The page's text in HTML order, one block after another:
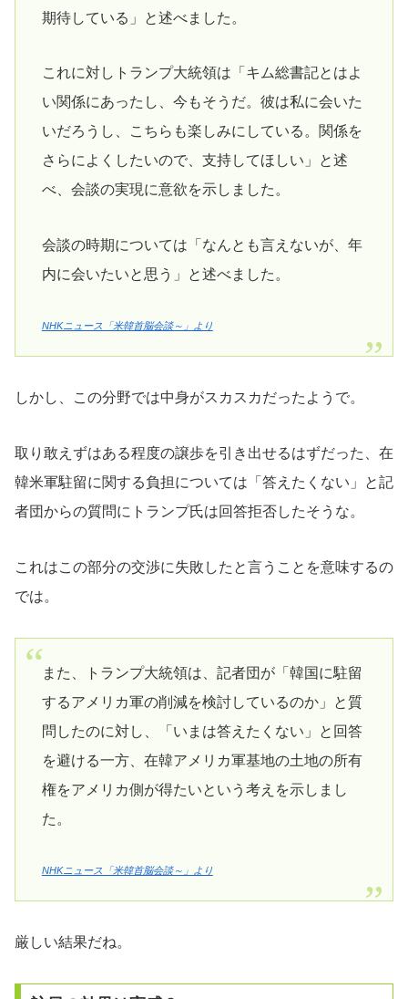
期待している」と述べました。
これに対しトランプ大統領は「キム総書記とはよ
い関係にあったし、今もそうだ。彼は私に会いた
いだろうし、こちらも楽しみにしている。関係を
さらによくしたいので、支持してほしい」と述
べ、会談の実現に意欲を示しました。
会談の時期については「なんとも言えないが、年
内に会いたいと思う」と述べました。
NHKニュース「米韓首脳会談～」より
しかし、この分野では中身がスカスカだったようで。
取り敢えずはある程度の譲歩を引き出せるはずだった、在
韓米軍駐留に関する負担については「答えたくない」と記
者団からの質問にトランプ氏は回答拒否したそうな。
これはこの部分の交渉に失敗したと言うことを意味するの
では。
また、トランプ大統領は、記者団が「韓国に駐留
するアメリカ軍の削減を検討しているのか」と質
問したのに対し、「いまは答えたくない」と回答
を避ける一方、在韓アメリカ軍基地の土地の所有
権をアメリカ側が得たいという考えを示しまし
た。
NHKニュース「米韓首脳会談～」より
厳しい結果だね。